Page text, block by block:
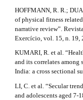
HOFFMANN, R. R.;
of physical fitness
narrative review”.
Exercício, vol. 15, n. 19,
KUMARI, R. et al.
and its correlates
India: a cross sectional
LI, C. et al. “Secular
and adolescents aged 7-